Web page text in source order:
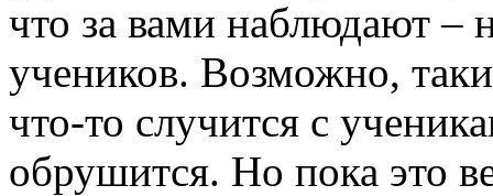
что за вами наблюдают –
учеников. Возможно,
что-то случится с
обрушится. Но пока это